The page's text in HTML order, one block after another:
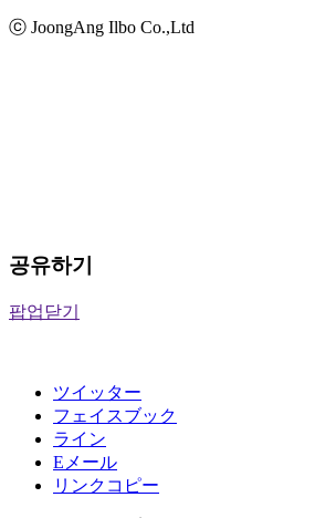
ⓒ JoongAng Ilbo Co.,Ltd
공유하기
팝업닫기
ツイッター
フェイスブック
ライン
Eメール
リンクコピー